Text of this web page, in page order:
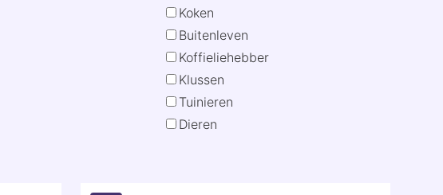
Koken
Buitenleven
Koffieliehebber
Klussen
Tuinieren
Dieren